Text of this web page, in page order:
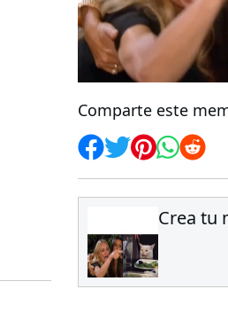
Comparte este
Crea tu